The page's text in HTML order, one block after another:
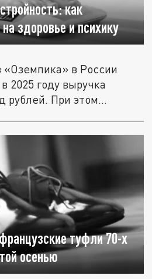
как
здоровье и психику
«Оземпика» в России
2025 году выручка
рублей. При этом...
туфли 70-х
осенью